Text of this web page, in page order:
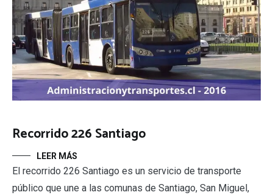
Recorrido 226 Santiago
LEER MÁS
El recorrido 226 Santiago es un servicio de transporte
público que une a las comunas de Santiago, San Miguel,